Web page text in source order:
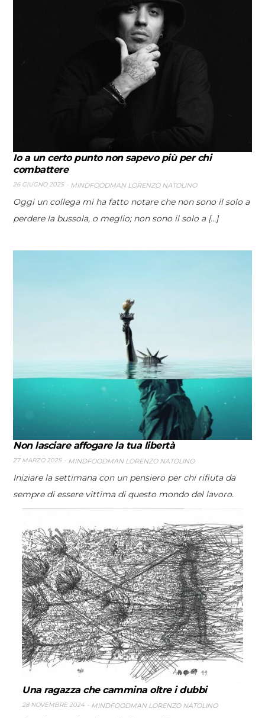
Io a un certo punto non sapevo più per chi
combattere
26 GIUGNO 2025 MINDFOODMAN LORENZO NATOLINO
Oggi un collega mi ha fatto notare che non sono il solo a
perdere la bussola, o meglio; non sono il solo a [...]
Non lasciare affogare la tua libertà
27 MARZO 2025 MINDFOODMAN LORENZO NATOLINO
Iniziare la settimana con un pensiero per chi rifiuta da
sempre di essere vittima di questo mondo del lavoro.
Una ragazza che cammina oltre i dubbi
28 NOVEMBRE 2024 MINDFOODMAN LORENZO NATOLINO